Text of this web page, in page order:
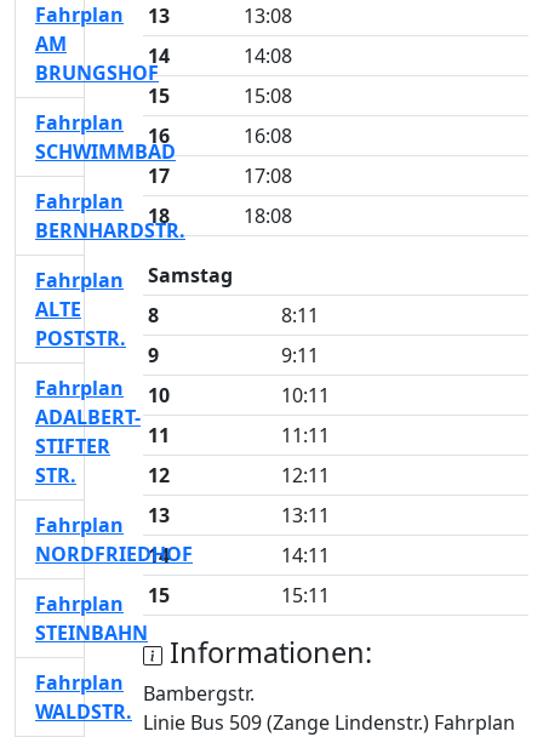
13
13:08
14
14:08
15
15:08
16
16:08
17
17:08
18
18:08
Samstag
8
8:11
9
9:11
10
10:11
11
11:11
12
12:11
13
13:11
14
14:11
15
15:11
Informationen:
Bambergstr.
Linie Bus 509 (Zange Lindenstr.) Fahrplan
Fahrplan
AM
BRUNGSHOF
Fahrplan
SCHWIMMBAD
Fahrplan
BERNHARDSTR.
Fahrplan
ALTE
POSTSTR.
Fahrplan
ADALBERT-
STIFTER
STR.
Fahrplan
NORDFRIEDHOF
Fahrplan
STEINBAHN
Fahrplan
WALDSTR.